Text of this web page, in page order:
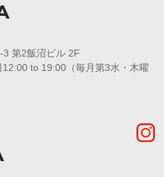
3 第2飯沼ビル 2F
to 19:00（毎月第3水・木曜